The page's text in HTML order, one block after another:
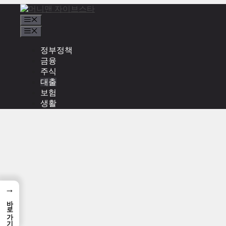
뉴
정부정책
금융
주식
대출
보험
생활
대출 이자 상환 금리 관리와 상환 순서
→
바로가기